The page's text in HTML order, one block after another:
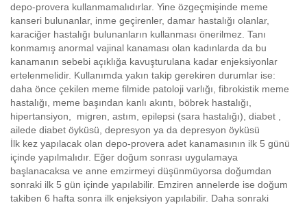
depo-provera kullanmamalıdırlar. Yine özgeçmişinde meme
kanseri bulunanlar, inme geçirenler, damar hastalığı olanlar,
karaciğer hastalığı bulunanların kullanması önerilmez. Tanı
konmamış anormal vajinal kanaması olan kadınlarda da bu
kanamanın sebebi açıklığa kavuşturulana kadar enjeksiyonlar
ertelenmelidir. Kullanımda yakın takip gerekiren durumlar ise:
daha önce çekilen meme filmide patoloji varlığı, fibrokistik meme
hastalığı, meme başından kanlı akıntı, böbrek hastalığı,
hipertansiyon, migren, astım, epilepsi (sara hastalığı), diabet ,
ailede diabet öyküsü, depresyon ya da depresyon öyküsü
İlk kez yapılacak olan depo-provera adet kanamasının ilk 5 günü
içinde yapılmalıdır. Eğer doğum sonrası uygulamaya
başlanacaksa ve anne emzirmeyi düşünmüyorsa doğumdan
sonraki ilk 5 gün içinde yapılabilir. Emziren annelerde ise doğum
takiben 6 hafta sonra ilk enjeksiyon yapılabilir. Daha sonraki